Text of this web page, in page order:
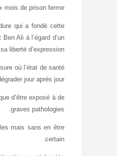
mois de prison ferme.
qui a fondé cette
Ali à l’égard d’un
liberté d’expression.
où l’état de santé
jour après jour.
d’être exposé à de
graves pathologies.
mais sans en être
certain.